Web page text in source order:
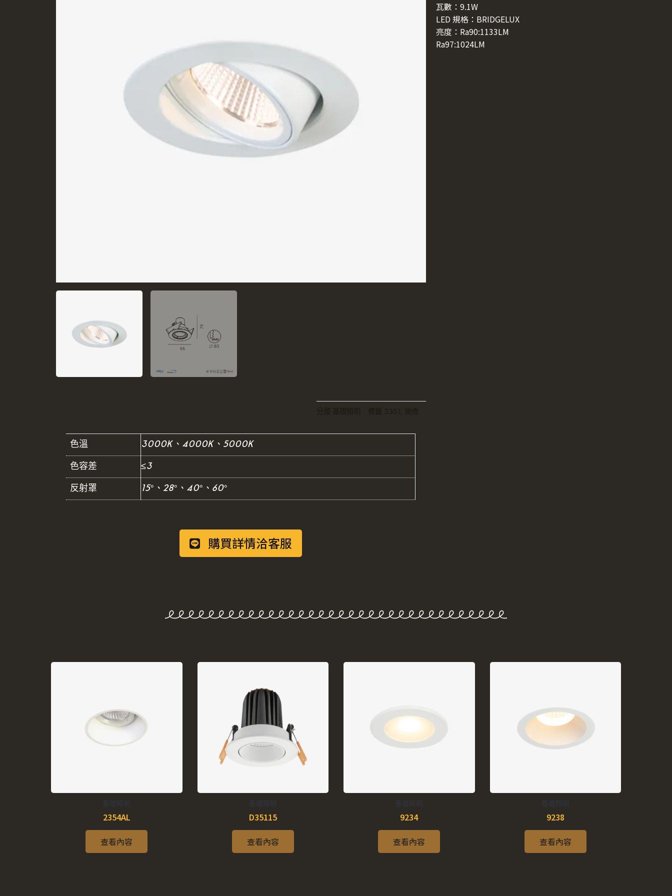
色溫
3000K、4000K、5000K
色容差
≤3
反射罩
15°、28°、40°、60°
購買詳情洽客服
瓦數：9.1W
LED 規格：BRIDGELUX
亮度：Ra90:1133LM
Ra97:1024LM
基礎照明
2354AL
查看內容
基礎照明
D35115
查看內容
基礎照明
9234
查看內容
基礎照明
9238
查看內容